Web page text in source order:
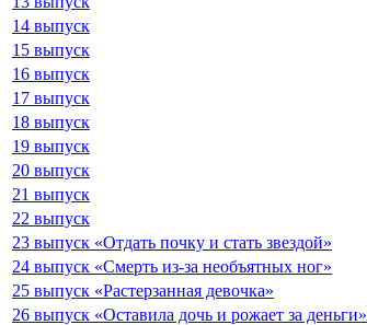
14 выпуск
15 выпуск
16 выпуск
17 выпуск
18 выпуск
19 выпуск
20 выпуск
21 выпуск
22 выпуск
23 выпуск «Отдать почку и стать звездой»
24 выпуск «Смерть из-за необъятных ног»
25 выпуск «Растерзанная девочка»
26 выпуск «Оставила дочь и рожает за деньги»